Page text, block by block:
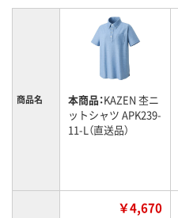
商品名 本商品：KAZEN 杢ニ
ットシャツ APK239-
11-L（直送品）
￥4,670